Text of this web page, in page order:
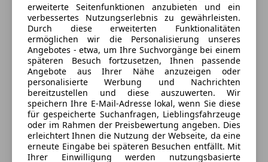
erweiterte Seitenfunktionen anzubieten und ein
verbessertes Nutzungserlebnis zu gewährleisten.
Durch diese erweiterten Funktionalitäten
ermöglichen wir die Personalisierung unseres
Angebotes - etwa, um Ihre Suchvorgänge bei einem
späteren Besuch fortzusetzen, Ihnen passende
Angebote aus Ihrer Nähe anzuzeigen oder
personalisierte Werbung und Nachrichten
bereitzustellen und diese auszuwerten. Wir
speichern Ihre E-Mail-Adresse lokal, wenn Sie diese
für gespeicherte Suchanfragen, Lieblingsfahrzeuge
oder im Rahmen der Preisbewertung angeben. Dies
erleichtert Ihnen die Nutzung der Webseite, da eine
erneute Eingabe bei späteren Besuchen entfällt. Mit
Ihrer Einwilligung werden nutzungsbasierte